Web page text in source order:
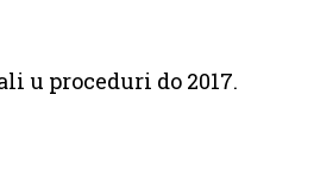
u proceduri do 2017.